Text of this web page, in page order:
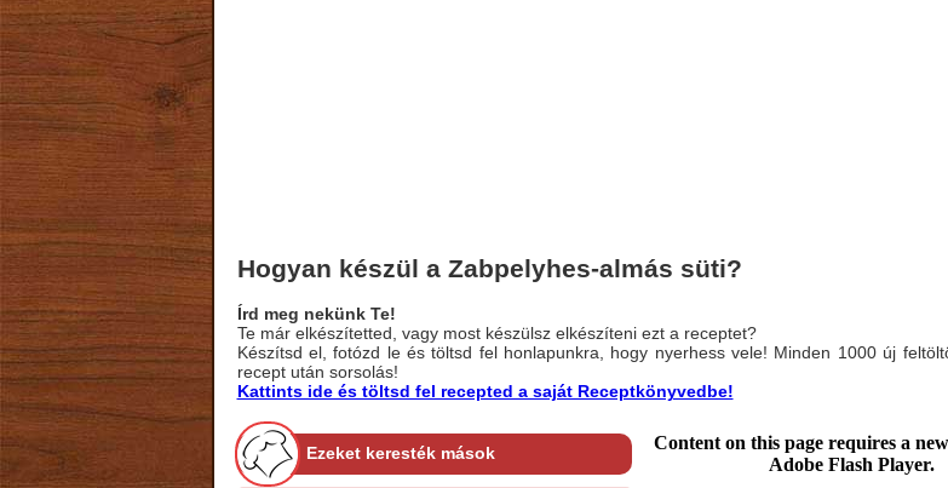
Hogyan készül a Zabpelyhes-almás süti?
Írd meg nekünk Te!
Te már elkészítetted, vagy most készülsz elkészíteni ezt a receptet?
Készítsd el, fotózd le és töltsd fel honlapunkra, hogy nyerhess vele! Minden 1000 új
recept után sorsolás!
Kattints ide és töltsd fel recepted a saját Receptkönyvedbe!
Ezeket keresték mások
Content on this page requires a
Adobe Flash Player.